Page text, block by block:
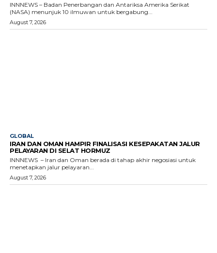
INNNEWS – Badan Penerbangan dan Antariksa Amerika Serikat
(NASA) menunjuk 10 ilmuwan untuk bergabung...
August 7, 2026
GLOBAL
IRAN DAN OMAN HAMPIR FINALISASI KESEPAKATAN JALUR
PELAYARAN DI SELAT HORMUZ
INNNEWS – Iran dan Oman berada di tahap akhir negosiasi untuk
menetapkan jalur pelayaran...
August 7, 2026